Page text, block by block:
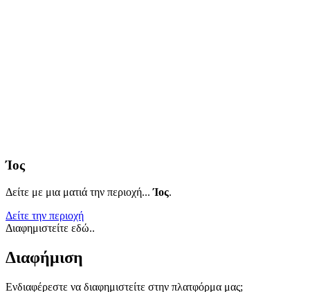
Ίος
Δείτε με μια ματιά την περιοχή...Ίος.
Δείτε την περιοχή
Διαφημιστείτε εδώ..
Διαφήμιση
Ενδιαφέρεστε να διαφημιστείτε στην πλατφόρμα μας;